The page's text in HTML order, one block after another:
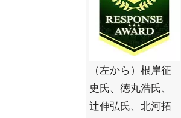
（左から）根岸征
史氏、徳丸浩氏、
辻伸弘氏、北河拓